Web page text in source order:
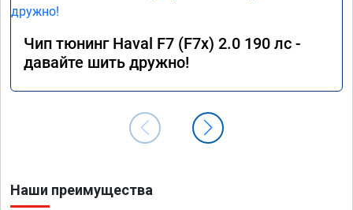
Чип тюнинг Haval F7 (F7x) 2.0 190 лс -
давайте шить дружно!
Наши преимущества